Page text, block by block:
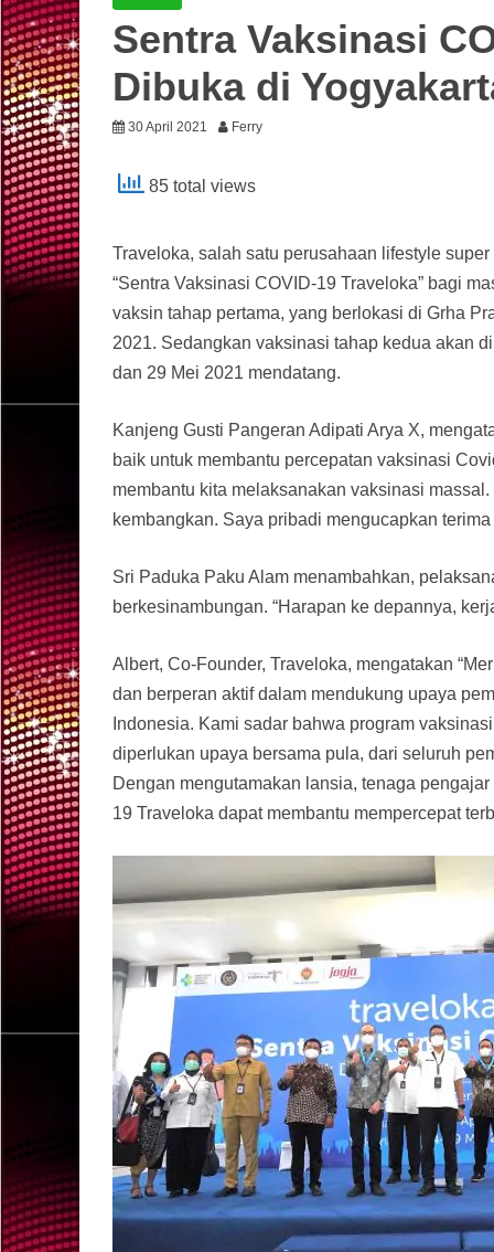
Sentra Vaksinasi
Dibuka di
30 April 2021 Ferry
85 total views
Traveloka, salah satu perusahaan lifestyle
“Sentra Vaksinasi COVID-19 Traveloka” bagi
vaksin tahap pertama, yang berlokasi di Grha
2021. Sedangkan vaksinasi tahap kedua akan
dan 29 Mei 2021 mendatang.
Kanjeng Gusti Pangeran Adipati Arya X,
baik untuk membantu percepatan vaksinasi
membantu kita melaksanakan vaksinasi
kembangkan. Saya pribadi mengucapkan
Sri Paduka Paku Alam menambahkan,
berkesinambungan. “Harapan ke depannya,
Albert, Co-Founder, Traveloka, mengatakan
dan berperan aktif dalam mendukung upaya
Indonesia. Kami sadar bahwa program
diperlukan upaya bersama pula, dari seluruh
Dengan mengutamakan lansia, tenaga
19 Traveloka dapat membantu mempercepat